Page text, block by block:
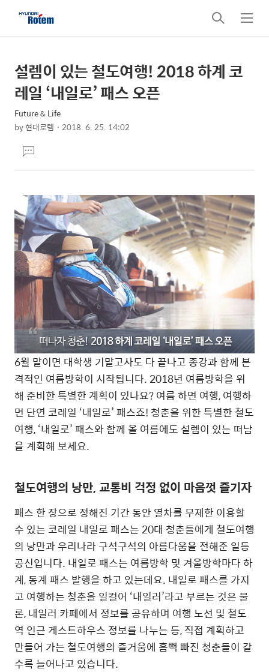
검
색
메
뉴
상
세
컨
텐
본
문
제
목
설렘이 있는 철도여행! 2018 하계 코
레일 ‘내일로’ 패스 오픈
Future & Life
by현대로템 2018. 6. 25. 14:02
문댓
글
6월 말이면 대학생 기말고사도 다 끝나고 종강과 함께 본
격적인 여름방학이 시작됩니다. 2018년 여름방학을 위
해 준비한 특별한 계획이 있나요? 여름 하면 여행, 여행하
면 단연 코레일 ‘내일로’ 패스죠! 청춘을 위한 특별한 철도
여행, ‘내일로’ 패스와 함께 올 여름에도 설렘이 있는 떠남
을 계획해 보세요.
철도여행의 낭만, 교통비 걱정 없이 마음껏 즐기자
패스 한 장으로 정해진 기간 동안 열차를 무제한 이용할
수 있는 코레일 내일로 패스는 20대 청춘들에게 철도여행
의 낭만과 우리나라 구석구석의 아름다움을 전해준 일등
공신입니다. 내일로 패스는 여름방학 및 겨울방학마다 하
계, 동계 패스 발행을 하고 있는데요. 내일로 패스를 가지
고 여행하는 청춘을 일컬어 ‘내일러’라고 부르는 것은 물
론, 내일러 카페에서 정보를 공유하며 여행 노선 및 철도
역 인근 게스트하우스 정보를 나누는 등, 직접 계획하고
만들어 가는 철도여행의 즐거움에 흠뻑 빠진 청춘들이 갈
수록 늘어나고 있습니다.